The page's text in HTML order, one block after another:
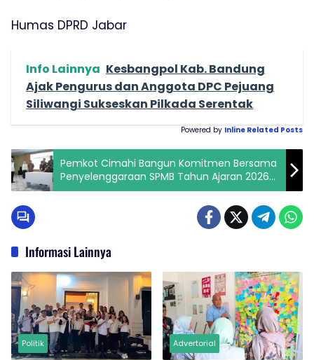
Humas DPRD Jabar
Info Lainnya Kesbangpol Kab. Bandung
Ajak Pengurus dan Anggota DPC Pejuang
Siliwangi Sukseskan Pilkada Serentak
Powered by Inline Related Posts
Pemkot Cimahi Bangun Komitmen Bersama
Penyelenggaraan SPMB Tahun Ajaran 2026-
2027
Informasi Lainnya
Politik Advertorial